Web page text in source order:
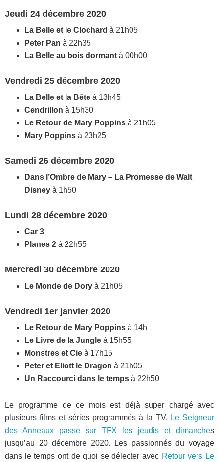
Jeudi 24 décembre 2020
La Belle et le Clochard à 21h05
Peter Pan à 22h35
La Belle au bois dormant à 00h00
Vendredi 25 décembre 2020
La Belle et la Bête à 13h45
Cendrillon à 15h30
Le Retour de Mary Poppins à 21h05
Mary Poppins à 23h25
Samedi 26 décembre 2020
Dans l’Ombre de Mary – La Promesse de Walt
Disney à 1h50
Lundi 28 décembre 2020
Car 3
Planes 2 à 22h55
Mercredi 30 décembre 2020
Le Monde de Dory à 21h05
Vendredi 1er janvier 2020
Le Retour de Mary Poppins à 14h
Le Livre de la Jungle à 15h55
Monstres et Cie à 17h15
Peter et Eliott le Dragon à 21h05
Un Raccourci dans le temps à 22h50
Le programme de ce mois est déjà super chargé avec
plusieurs films et séries programmés à la TV. Le Seigneur
des Anneaux passe sur TFX les jeudis et dimanches
jusqu’au 20 décembre 2020. Les passionnés du voyage
dans le temps ont de quoi se délecter avec Retour vers Le